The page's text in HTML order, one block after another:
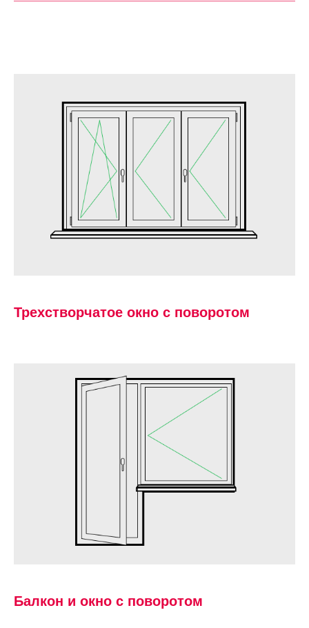
Трехстворчатое окно с поворотом
Балкон и окно с поворотом